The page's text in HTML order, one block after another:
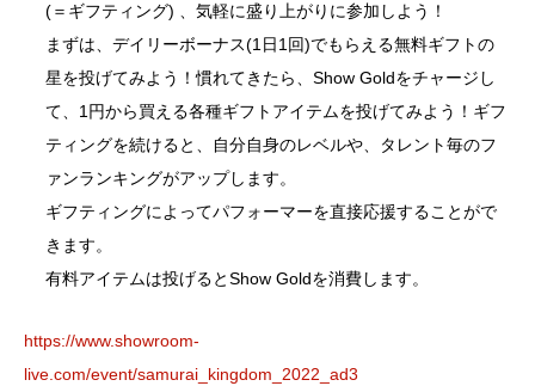
(＝ギフティング) 、気軽に盛り上がりに参加しよう！
まずは、デイリーボーナス(1日1回)でもらえる無料ギフトの
星を投げてみよう！慣れてきたら、Show Goldをチャージし
て、1円から買える各種ギフトアイテムを投げてみよう！ギフ
ティングを続けると、自分自身のレベルや、タレント毎のフ
ァンランキングがアップします。
ギフティングによってパフォーマーを直接応援することがで
きます。
有料アイテムは投げるとShow Goldを消費します。
https://www.showroom-
live.com/event/samurai_kingdom_2022_ad3